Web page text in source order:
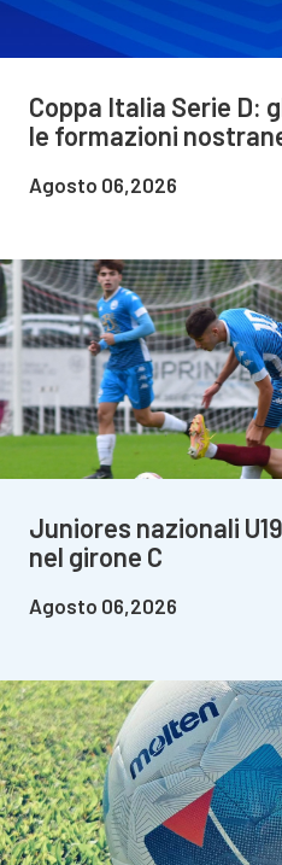
Coppa Italia Serie D:
le formazioni
Agosto 06,2026
Juniores nazionali
nel girone C
Agosto 06,2026